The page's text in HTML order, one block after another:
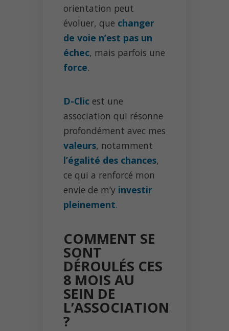
orientation peut
évoluer, que changer
de voie n’est pas un
échec, mais parfois une
force.
D-Clic est une
association qui résonne
profondément avec mes
valeurs, notamment
l’égalité des chances,
ce qui a renforcé mon
envie de m’y investir
pleinement.
COMMENT SE
SONT
DÉROULÉS CES
8 MOIS AU
SEIN DE
L’ASSOCIATION
?